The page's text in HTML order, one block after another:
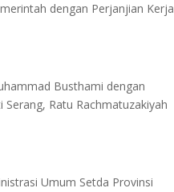
dengan Perjanjian Kerja
Busthami dengan
Ratu Rachmatuzakiyah
Umum Setda Provinsi